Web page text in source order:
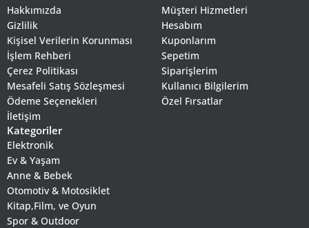
Hakkımızda
Gizlilik
Kişisel Verilerin Korunması
İşlem Rehberi
Çerez Politikası
Mesafeli Satış Sözleşmesi
Ödeme Seçenekleri
İletişim
Müşteri Hizmetleri
Hesabım
Kuponlarım
Sepetim
Siparişlerim
Kullanıcı Bilgilerim
Özel Fırsatlar
Kategoriler
Elektronik
Ev & Yaşam
Anne & Bebek
Otomotiv & Motosiklet
Kitap,Film, ve Oyun
Spor & Outdoor